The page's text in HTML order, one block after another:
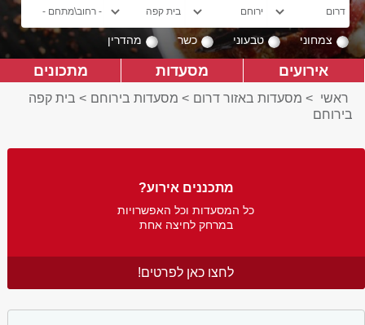
צמחוני טבעוני כשר מהדרין
אירועים מסעדות מתכונים
ראשי > מסעדות באזור דרום > מסעדות בירוחם > בית קפה
בירוחם
מתכננים אירוע?
כל המסעדות וכל האפשרויות
במרחק לחיצה אחת
לחצו כאן לפרטים!